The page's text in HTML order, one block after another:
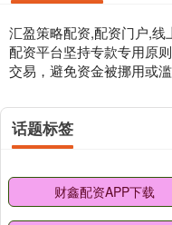
汇盈策略配资,配资门户,
配资平台坚持专款专用原
交易，避免资金被挪用或滥
话题标签
财鑫配资APP下载